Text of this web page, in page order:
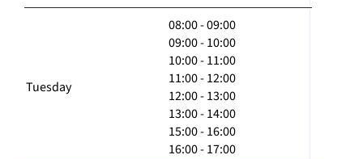
Tuesday
08:00 - 09:00
09:00 - 10:00
10:00 - 11:00
11:00 - 12:00
12:00 - 13:00
13:00 - 14:00
15:00 - 16:00
16:00 - 17:00